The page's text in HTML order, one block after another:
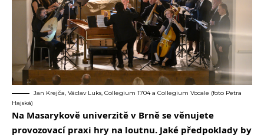
Jan Krejča, Václav Luks, Collegium 1704 a Collegium Vocale (foto Petra
Hajská)
Na Masarykově univerzitě v Brně se věnujete
provozovací praxi hry na loutnu. Jaké předpoklady by